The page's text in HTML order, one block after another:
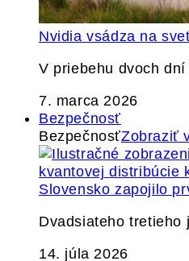
Nvidia vsádza na
V priebehu dvoch
7. marca 2026
Bezpečnosť
BezpečnosťZobraziť
Slovensko zapojilo
Dvadsiateho
14. júla 2026